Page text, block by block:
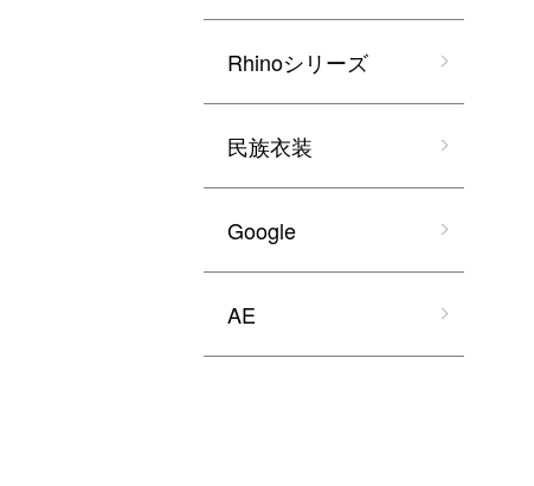
Rhinoシリーズ
民族衣装
Google
AE